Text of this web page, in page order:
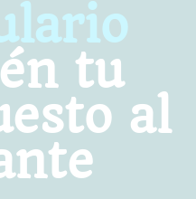
tu
al